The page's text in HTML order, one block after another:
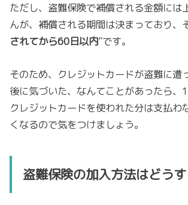
ただし、盗難保険で補償される金額には
んが、補償される期間は決まっており、
されてから60日以内”です。
そのため、クレジットカードが盗難に遭
後に気づいた、なんてことがあったら、
クレジットカードを使われた分は支払わ
くなるので気をつけましょう。
盗難保険の加入方法はどう